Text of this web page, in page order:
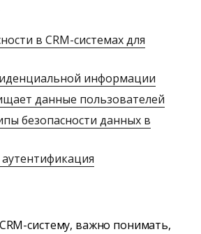
в CRM-системах для
информации
данные пользователей
безопасности данных в
систему, важно понимать,